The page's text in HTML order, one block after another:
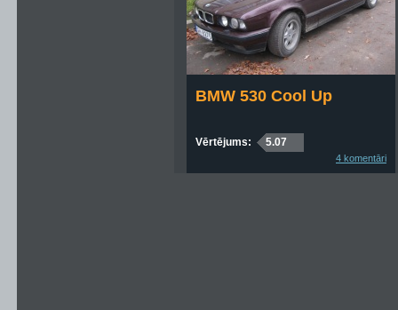
BMW 530 Cool Up
Vērtējums: 5.07
4 komentāri